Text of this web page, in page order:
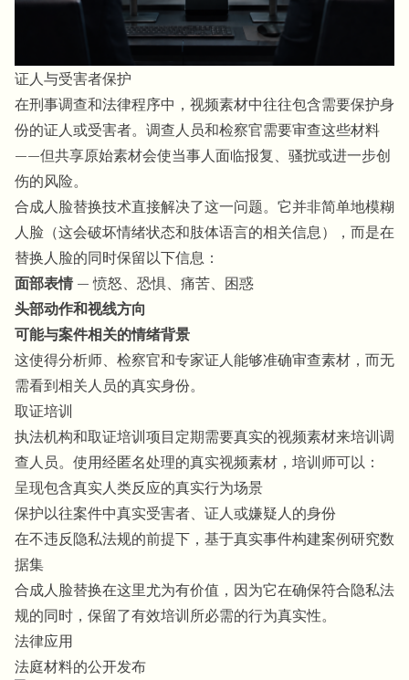
证人与受害者保护
在刑事调查和法律程序中，视频素材中往往包含需要保护身
份的证人或受害者。调查人员和检察官需要审查这些材料
——但共享原始素材会使当事人面临报复、骚扰或进一步创
伤的风险。
合成人脸替换技术直接解决了这一问题。它并非简单地模糊
人脸（这会破坏情绪状态和肢体语言的相关信息），而是在
替换人脸的同时保留以下信息：
面部表情— 愤怒、恐惧、痛苦、困惑
头部动作和视线方向
可能与案件相关的情绪背景
这使得分析师、检察官和专家证人能够准确审查素材，而无
需看到相关人员的真实身份。
取证培训
执法机构和取证培训项目定期需要真实的视频素材来培训调
查人员。使用经匿名处理的真实视频素材，培训师可以：
呈现包含真实人类反应的真实行为场景
保护以往案件中真实受害者、证人或嫌疑人的身份
在不违反隐私法规的前提下，基于真实事件构建案例研究数
据集
合成人脸替换在这里尤为有价值，因为它在确保符合隐私法
规的同时，保留了有效培训所必需的行为真实性。
法律应用
法庭材料的公开发布